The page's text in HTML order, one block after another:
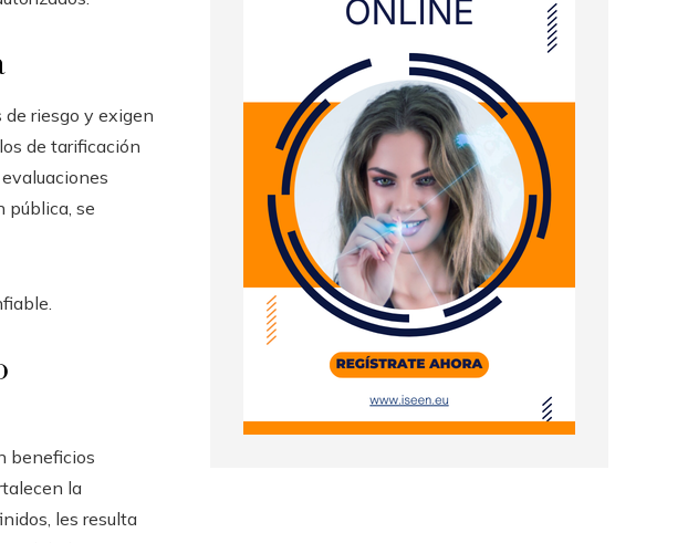
riesgo y exigen
de tarificación
pública, se
beneficios
la
les resulta